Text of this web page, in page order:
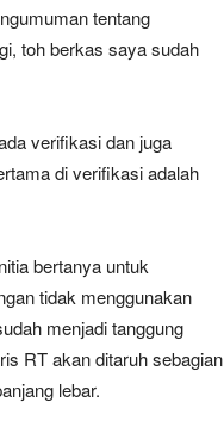
tentang
toh berkas saya sudah
verifikasi dan juga
di verifikasi adalah
bertanya untuk
tidak menggunakan
menjadi tanggung
RT akan ditaruh sebagian
lebar.